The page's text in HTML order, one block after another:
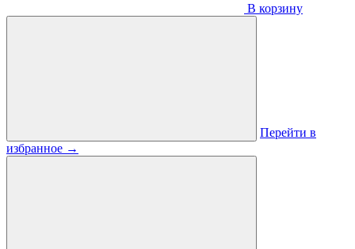
В корзину
Перейти в
избранное →